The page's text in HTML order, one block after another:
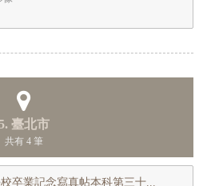
5. 臺北市
共有 4 筆
卒業記念寫真帖本科第三十...